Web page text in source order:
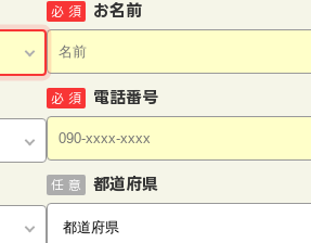
お名前
必 須
電話番号
必 須
都道府県
任 意